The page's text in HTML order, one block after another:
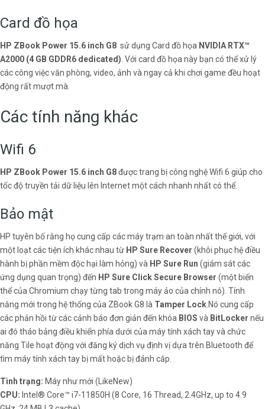
Card đồ họa
HP ZBook Power 15.6 inch G8 sử dụng Card đồ họa NVIDIA RTX™
A2000 (4 GB GDDR6 dedicated) . Với card đồ họa này bạn có thể xử lý
các công việc văn phòng, video, ảnh và ngay cả khi chơi game đều hoạt
động rất mượt mà.
Các tính năng khác
Wifi 6
HP ZBook Power 15.6 inch G8được trang bị công nghệ Wifi 6 giúp cho
tốc độ truyền tải dữ liệu lên Internet một cách nhanh nhất có thể.
Bảo mật
HP tuyên bố rằng họ cung cấp các máy trạm an toàn nhất thế giới, với
một loạt các tiện ích khác nhau từ HP Sure Recover (khôi phục hệ điều
hành bị phần mềm độc hại làm hỏng) và HP Sure Run (giám sát các
ứng dụng quan trọng) đến HP Sure Click Secure Browser (một biến
thể của Chromium chạy từng tab trong máy ảo của chính nó). Tính
năng mới trong hệ thống của ZBook G8 là Tamper Lock .Nó cung cấp
các phản hồi từ các cảnh báo đơn giản đến khóa BIOS và BitLocker nếu
ai đó tháo bảng điều khiển phía dưới của máy tính xách tay và chức
năng Tile hoạt động với đăng ký dịch vụ định vị dựa trên Bluetooth để
tìm máy tính xách tay bị mất hoặc bị đánh cắp.
Tình trạng: Máy như mới (LikeNew)
CPU: Intel® Core™ i7-11850H (8 Core, 16 Thread, 2.4GHz, up to 4.9